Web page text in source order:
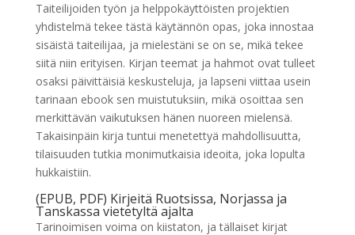
Taiteilijoiden työn ja helppokäyttöisten projektien
yhdistelmä tekee tästä käytännön opas, joka innostaa
sisäistä taiteilijaa, ja mielestäni se on se, mikä tekee
siitä niin erityisen. Kirjan teemat ja hahmot ovat tulleet
osaksi päivittäisiä keskusteluja, ja lapseni viittaa usein
tarinaan ebook sen muistutuksiin, mikä osoittaa sen
merkittävän vaikutuksen hänen nuoreen mielensä.
Takaisinpäin kirja tuntui menetettyä mahdollisuutta,
tilaisuuden tutkia monimutkaisia ideoita, joka lopulta
hukkaistiin.
(EPUB, PDF) Kirjeitä Ruotsissa, Norjassa ja
Tanskassa vietetyltä ajalta
Tarinoimisen voima on kiistaton, ja tällaiset kirjat